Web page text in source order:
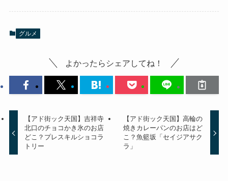
グルメ
よかったらシェアしてね！
【アド街ック天国】吉祥寺
北口のチョコかき氷のお店
どこ？プレスキルショコラ
トリー
【アド街ック天国】高輪の
焼きカレーパンのお店はど
こ？魚籃坂「セイジアサク
ラ」